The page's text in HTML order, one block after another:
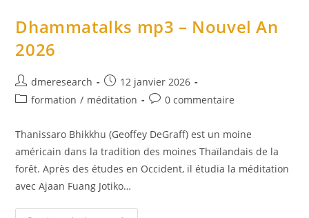
Dhammatalks mp3 – Nouvel An
2026
Auteur/autrice
de
dmeresearch
Publication
publiée :
12 janvier 2026
Postformation / méditation
Commentaires
la
publication :
0 commentaire
Thanissaro Bhikkhu (Geoffey DeGraff) est un moine
américain dans la tradition des moines Thaïlandais de la
forêt. Après des études en Occident, il étudia la méditation
avec Ajaan Fuang Jotiko…